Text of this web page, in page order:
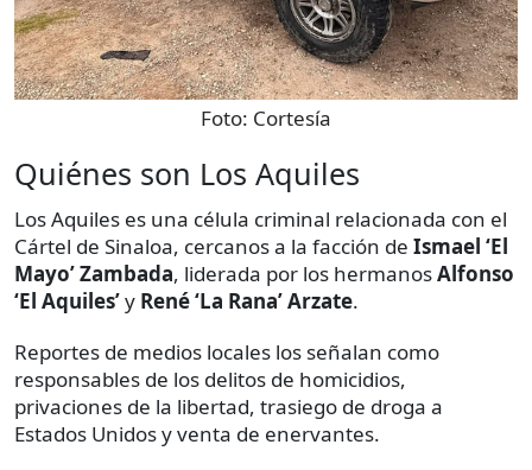
Foto: Cortesía
Quiénes son Los Aquiles
Los Aquiles es una célula criminal relacionada con el
Cártel de Sinaloa, cercanos a la facción de Ismael ‘El
Mayo’ Zambada, liderada por los hermanosAlfonso
‘El Aquiles’y René ‘La Rana’ Arzate.
Reportes de medios locales los señalan como
responsables de los delitos de homicidios,
privaciones de la libertad, trasiego de droga a
Estados Unidos y venta de enervantes.